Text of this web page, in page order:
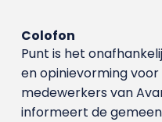
Colofon
Punt is het
en opinievorming
medewerkers van
informeert de